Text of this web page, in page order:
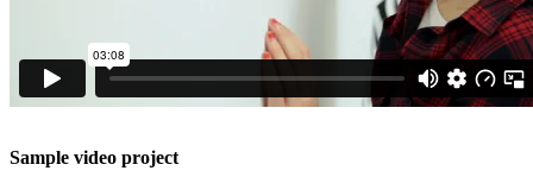
Sample video project